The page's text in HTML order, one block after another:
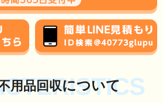
用品回収について